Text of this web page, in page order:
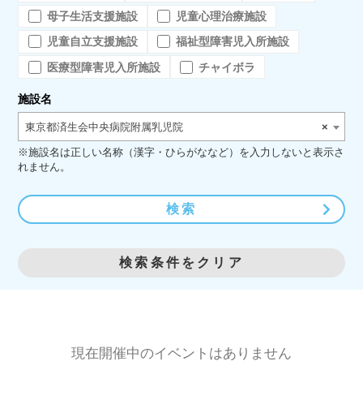
母子生活支援施設
児童心理治療施設
児童自立支援施設
福祉型障害児入所施設
医療型障害児入所施設
チャイボラ
施設名
×
東京都済生会中央病院附属乳児院
※施設名は正しい名称（漢字・ひらがななど）を入力しないと表示さ
れません。
検索
検索条件をクリア
現在開催中のイベントはありません